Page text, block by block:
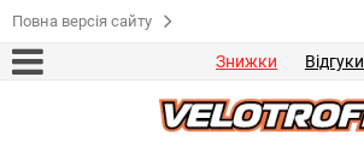
Повна версія сайту
Знижки Відгуки